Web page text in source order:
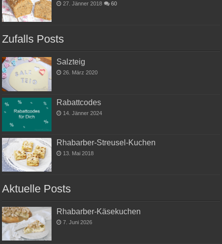
27. Jänner 2018 60
Zufalls Posts
Salzteig
26. März 2020
Rabattcodes
14. Jänner 2024
Rhabarber-Streusel-Kuchen
13. Mai 2018
Aktuelle Posts
Rhabarber-Käsekuchen
7. Juni 2026